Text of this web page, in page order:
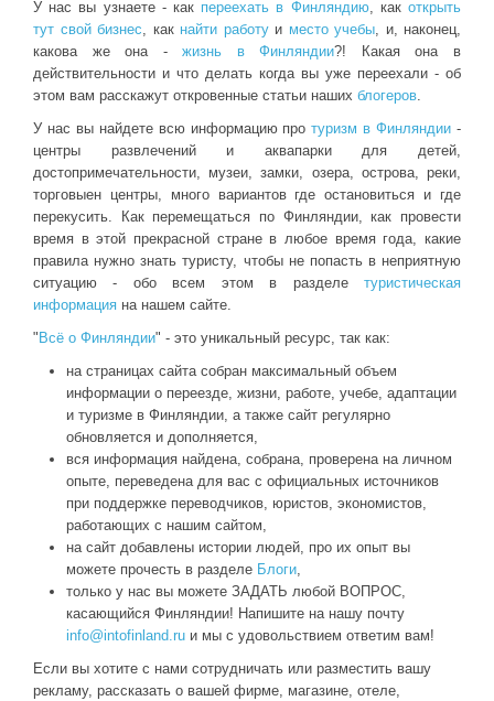
У нас вы узнаете - как переехать в Финляндию, какоткрыть
тут свой бизнес, как найти работуи место учебы, и, наконец,
какова же она -жизнь в Финляндии?! Какая она в
действительности и что делать когда вы уже переехали - об
этом вам расскажут откровенные статьи наших блогеров.
У нас вы найдете всю информацию протуризм в Финляндии -
центры развлечений и аквапарки для детей,
достопримечательности, музеи, замки, озера, острова, реки,
торговыен центры, много вариантов где остановиться и где
перекусить. Как перемещаться по Финляндии, как провести
время в этой прекрасной стране в любое время года, какие
правила нужно знать туристу, чтобы не попасть в неприятную
ситуацию - обо всем этом в разделе туристическая
информация на нашем сайте.
" Всё о Финляндии" - это уникальный ресурс, так как:
на страницах сайта собран максимальный объем
информации о переезде, жизни, работе, учебе, адаптации
и туризме в Финляндии, а также сайт регулярно
обновляется и дополняется,
вся информация найдена, собрана, проверена на личном
опыте, переведена для вас с официальных источников
при поддержке переводчиков, юристов, экономистов,
работающих с нашим сайтом,
на сайт добавлены истории людей, про их опыт вы
можете прочесть в разделе Блоги,
только у нас вы можете ЗАДАТЬ любой ВОПРОС,
касающийся Финляндии! Напишите на нашу почту
info@intofinland.ru и мы с удовольствием ответим вам!
Если вы хотите с нами сотрудничать или разместить вашу
рекламу, рассказать о вашей фирме, магазине, отеле,